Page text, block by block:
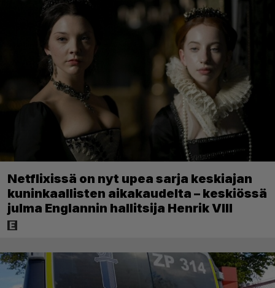
Netflixissä on nyt upea sarja keskiajan
kuninkaallisten aikakaudelta – keskiössä
julma Englannin hallitsija Henrik VIII